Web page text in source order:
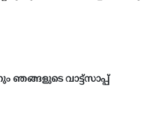
ഞങ്ങളുടെ വാട്ട്സാപ്പ്